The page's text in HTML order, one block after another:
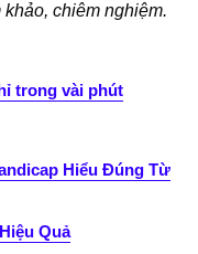
chiêm nghiệm.
trong vài phút
Hiểu Đúng Từ
Quả